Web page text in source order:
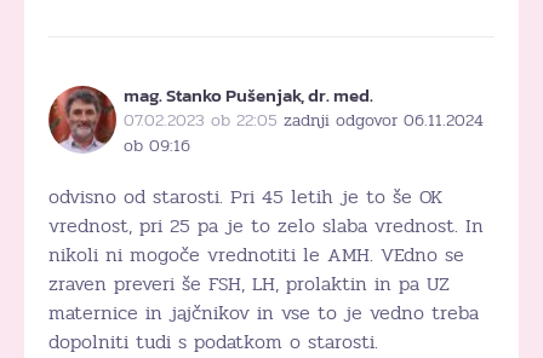
mag. Stanko Pušenjak, dr. med.
07.02.2023 ob 22:05 zadnji odgovor 06.11.2024
ob 09:16
odvisno od starosti. Pri 45 letih je to še OK
vrednost, pri 25 pa je to zelo slaba vrednost. In
nikoli ni mogoče vrednotiti le AMH. VEdno se
zraven preveri še FSH, LH, prolaktin in pa UZ
maternice in jajčnikov in vse to je vedno treba
dopolniti tudi s podatkom o starosti.